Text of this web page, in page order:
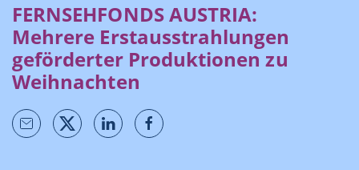
FERNSEHFONDS AUSTRIA:
Mehrere Erstausstrahlungen
geförderter Produktionen zu
Weihnachten